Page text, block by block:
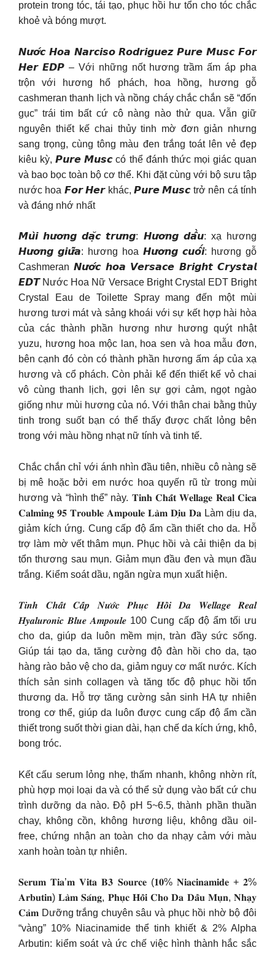
protein trong tóc, tái tạo, phục hồi hư tổn cho tóc chắc
khoẻ và bóng mượt.
𝙉𝙪̛𝙤̛́𝙘 𝙃𝙤𝙖 𝙉𝙖𝙧𝙘𝙞𝙨𝙤 𝙍𝙤𝙙𝙧𝙞𝙜𝙪𝙚𝙯 𝙋𝙪𝙧𝙚 𝙈𝙪𝙨𝙘 𝙁𝙤𝙧
𝙃𝙚𝙧 𝙀𝘿𝙋 – Với những nốt hương trầm ấm áp pha
trộn với hương hổ phách, hoa hồng, hương gỗ
cashmeran thanh lịch và nồng cháy chắc chắn sẽ “đốn
gục” trái tim bất cứ cô nàng nào thử qua. Vẫn giữ
nguyên thiết kế chai thủy tinh mờ đơn giản nhưng
sang trọng, cùng tông màu đen trắng toát lên vẻ đẹp
kiêu kỳ, 𝙋𝙪𝙧𝙚 𝙈𝙪𝙨𝙘 có thể đánh thức mọi giác quan
và bao bọc toàn bộ cơ thể. Khi đặt cùng với bộ sưu tập
nước hoa 𝙁𝙤𝙧 𝙃𝙚𝙧 khác, 𝙋𝙪𝙧𝙚 𝙈𝙪𝙨𝙘 trở nên cá tính
và đáng nhớ nhất
𝙈𝙪̀𝙞 𝙝𝙪̛𝙤̛𝙣𝙜 𝙙𝙖̣̆𝙘 𝙩𝙧𝙪̛𝙣𝙜: 𝙃𝙪̛𝙤̛𝙣𝙜 𝙙𝙖̂̀𝙪: xạ hương
𝙃𝙪̛𝙤̛𝙣𝙜 𝙜𝙞𝙪̛̃𝙖: hương hoa 𝙃𝙪̛𝙤̛𝙣𝙜 𝙘𝙪𝙤̂́𝙞: hương gỗ
Cashmeran 𝙉𝙪̛𝙤̛́𝙘 𝙝𝙤𝙖 𝙑𝙚𝙧𝙨𝙖𝙘𝙚 𝘽𝙧𝙞𝙜𝙝𝙩 𝘾𝙧𝙮𝙨𝙩𝙖𝙡
𝙀𝘿𝙏 Nước Hoa Nữ Versace Bright Crystal EDT Bright
Crystal Eau de Toilette Spray mang đến một mùi
hương tươi mát và sảng khoái với sự kết hợp hài hòa
của các thành phần hương như hương quýt nhật
yuzu, hương hoa mộc lan, hoa sen và hoa mẫu đơn,
bên cạnh đó còn có thành phần hương ấm áp của xạ
hương và cổ phách. Còn phải kể đến thiết kế vỏ chai
vô cùng thanh lịch, gợi lên sự gợi cảm, ngọt ngào
giống như mùi hương của nó. Với thân chai bằng thủy
tinh trong suốt bạn có thể thấy được chất lỏng bên
trong với màu hồng nhạt nữ tính và tinh tế.
Chắc chắn chỉ với ánh nhìn đầu tiên, nhiều cô nàng sẽ
bị mê hoặc bởi em nước hoa quyến rũ từ trong mùi
hương và “hình thể” này. 𝐓𝐢𝐧𝐡 𝐂𝐡𝐚̂́𝐭 𝐖𝐞𝐥𝐥𝐚𝐠𝐞 𝐑𝐞𝐚𝐥 𝐂𝐢𝐜𝐚
𝐂𝐚𝐥𝐦𝐢𝐧𝐠 𝟗𝟓 𝐓𝐫𝐨𝐮𝐛𝐥𝐞 𝐀𝐦𝐩𝐨𝐮𝐥𝐞 𝐋𝐚̀𝐦 𝐃𝐢̣𝐮 𝐃𝐚 Làm dịu da,
giảm kích ứng. Cung cấp độ ẩm cần thiết cho da. Hỗ
trợ làm mờ vết thâm mụn. Phục hồi và cải thiện da bị
tổn thương sau mụn. Giảm mụn đầu đen và mụn đầu
trắng. Kiểm soát dầu, ngăn ngừa mụn xuất hiện.
𝑻𝒊𝒏𝒉 𝑪𝒉𝒂̂́𝒕 𝑪𝒂̂́𝒑 𝑵𝒖̛𝒐̛́𝒄 𝑷𝒉𝒖̣𝒄 𝑯𝒐̂̀𝒊 𝑫𝒂 𝑾𝒆𝒍𝒍𝒂𝒈𝒆 𝑹𝒆𝒂𝒍
𝑯𝒚𝒂𝒍𝒖𝒓𝒐𝒏𝒊𝒄 𝑩𝒍𝒖𝒆 𝑨𝒎𝒑𝒐𝒖𝒍𝒆 100 Cung cấp độ ẩm tối ưu
cho da, giúp da luôn mềm mịn, tràn đầy sức sống.
Giúp tái tạo da, tăng cường độ đàn hồi cho da, tạo
hàng rào bảo vệ cho da, giảm nguy cơ mất nước. Kích
thích sản sinh collagen và tăng tốc độ phục hồi tổn
thương da. Hỗ trợ tăng cường sản sinh HA tự nhiên
trong cơ thể, giúp da luôn được cung cấp độ ẩm cần
thiết trong suốt thời gian dài, hạn chế da kích ứng, khô,
bong tróc.
Kết cấu serum lỏng nhẹ, thấm nhanh, không nhờn rít,
phù hợp mọi loại da và có thể sử dụng vào bất cứ chu
trình dưỡng da nào. Độ pH 5~6.5, thành phần thuần
chay, không cồn, không hương liệu, không dầu oil-
free, chứng nhận an toàn cho da nhạy cảm với màu
xanh hoàn toàn tự nhiên.
𝐒𝐞𝐫𝐮𝐦 𝐓𝐢𝐚’𝐦 𝐕𝐢𝐭𝐚 𝐁𝟑 𝐒𝐨𝐮𝐫𝐜𝐞 (𝟏𝟎% 𝐍𝐢𝐚𝐜𝐢𝐧𝐚𝐦𝐢𝐝𝐞 + 𝟐%
𝐀𝐫𝐛𝐮𝐭𝐢𝐧) 𝐋𝐚̀𝐦 𝐒𝐚́𝐧𝐠, 𝐏𝐡𝐮̣𝐜 𝐇𝐨̂̀𝐢 𝐂𝐡𝐨 𝐃𝐚 𝐃𝐚̂̀𝐮 𝐌𝐮̣𝐧, 𝐍𝐡𝐚̣𝐲
𝐂𝐚̉𝐦 Dưỡng trắng chuyên sâu và phục hồi nhờ bộ đôi
“vàng” 10% Niacinamide thể tinh khiết & 2% Alpha
Arbutin: kiểm soát và ức chế việc hình thành hắc sắc